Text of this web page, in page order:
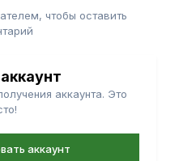
чтобы оставить
аккаунта. Это
аккаунт